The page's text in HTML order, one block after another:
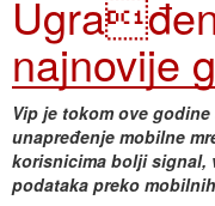
najnovije
Vip je tokom ove
unapređenje mobilne
korisnicima bolji signal,
podataka preko